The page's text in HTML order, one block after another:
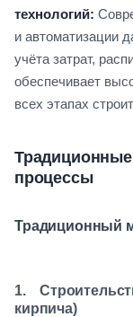
технологий:
и автоматизации
учёта затрат,
обеспечивает
всех этапах
процессы
Традиционный
1.
кирпича)